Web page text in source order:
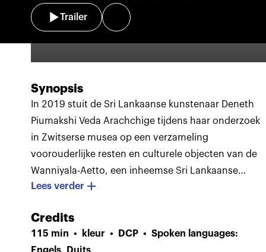
Trailer
Synopsis
In 2019 stuit de Sri Lankaanse kunstenaar Deneth
Piumakshi Veda Arachchige tijdens haar onderzoek
in Zwitserse musea op een verzameling
voorouderlijke resten en culturele objecten van de
Wanniyala-Aetto, een inheemse Sri Lankaanse
gemeenschap. Deze werden aan het begin van de
Paul en Fritz Sarasin meegenomen naar Bazel.
jaren zeventig eiste Sri Lanka al een deel van de
Lees verder
Credits
115 min kleur DCP
Spoken languages:
Engels, Duits